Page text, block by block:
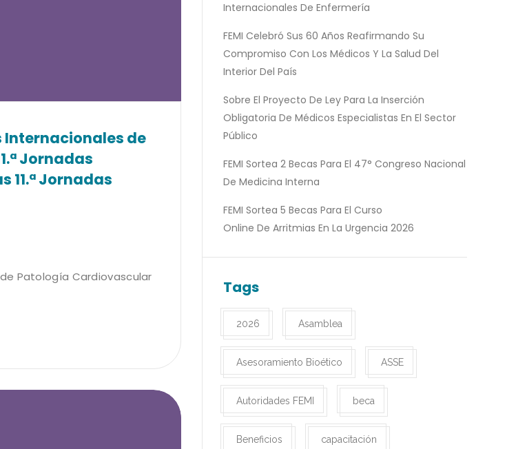
Internacionales de
Jornadas
11.ª Jornadas
Patología Cardiovascular
Internacionales De Enfermería
FEMI Celebró Sus 60 Años Reafirmando Su
Compromiso Con Los Médicos Y La Salud Del
Interior Del País
Sobre El Proyecto De Ley Para La Inserción
Obligatoria De Médicos Especialistas En El Sector
Público
FEMI Sortea 2 Becas Para El 47° Congreso Nacional
De Medicina Interna
FEMI Sortea 5 Becas Para El Curso
Online De Arritmias En La Urgencia 2026
Tags
2026 Asamblea
Asesoramiento Bioético ASSE
Autoridades FEMI beca
Beneficios capacitación